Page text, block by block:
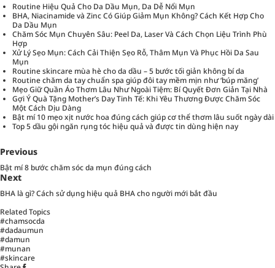
Routine Hiệu Quả Cho Da Dầu Mụn, Da Dễ Nổi Mụn
BHA, Niacinamide và Zinc Có Giúp Giảm Mụn Không? Cách Kết Hợp Cho
Da Dầu Mụn
Chăm Sóc Mụn Chuyên Sâu: Peel Da, Laser Và Cách Chọn Liệu Trình Phù
Hợp
Xử Lý Sẹo Mụn: Cách Cải Thiện Sẹo Rỗ, Thâm Mụn Và Phục Hồi Da Sau
Mụn
Routine skincare mùa hè cho da dầu – 5 bước tối giản không bí da
Routine chăm da tay chuẩn spa giúp đôi tay mềm mịn như ‘búp măng’
Mẹo Giữ Quần Áo Thơm Lâu Như Ngoài Tiệm: Bí Quyết Đơn Giản Tại Nhà
Gợi Ý Quà Tặng Mother’s Day Tinh Tế: Khi Yêu Thương Được Chăm Sóc
Một Cách Dịu Dàng
Bật mí 10 mẹo xịt nước hoa đúng cách giúp cơ thể thơm lâu suốt ngày dài
Top 5 dầu gội ngăn rụng tóc hiệu quả và được tin dùng hiện nay
Previous
Bật mí 8 bước chăm sóc da mụn đúng cách
Next
BHA là gì? Cách sử dụng hiệu quả BHA cho người mới bắt đầu
Related Topics
#chamsocda
#dadaumun
#damun
#munan
#skincare